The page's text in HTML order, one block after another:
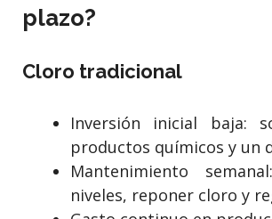
plazo?
Cloro tradicional
Inversión inicial baja:
productos químicos y un
Mantenimiento
niveles, reponer cloro y